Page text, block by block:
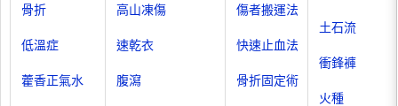
骨折
低溫症
藿香正氣水
高山凍傷
速乾衣
腹瀉
傷者搬運法
快速止血法
骨折固定術
土石流
衝鋒褲
火種